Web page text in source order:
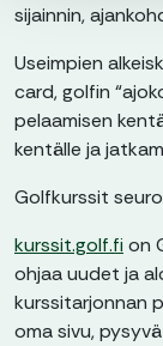
sijainnin,
Useimpien
card, golfin
pelaamisen
kentälle ja
Golfkurssit
kurssit.golf.fi on
ohjaa uudet ja
kurssitarjonnan
oma sivu,